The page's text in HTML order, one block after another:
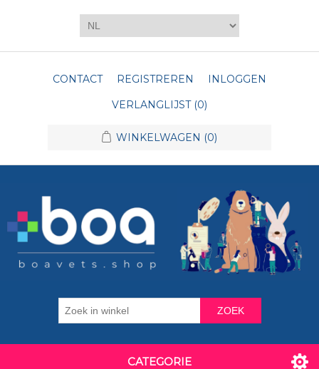
CONTACT REGISTREREN
INLOGGEN
VERLANGLIJST (0)
WINKELWAGEN (0)
ZOEK
CATEGORIE